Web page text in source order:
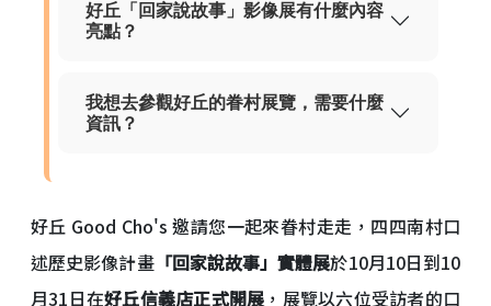
好丘「回家說故事」影像展有什麼內容
亮點？
我想去參觀好丘的眷村展覽，需要什麼
資訊？
好丘 Good Cho's 邀請您一起來眷村走走，四四南村口
述歷史影像計畫「回家說故事」實體展於10月10日到10
月31日在好丘信義店正式開展，展覽以六位受訪者的口